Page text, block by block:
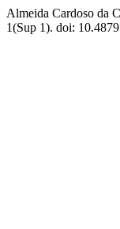
Almeida Cardoso da
1(Sup 1). doi: